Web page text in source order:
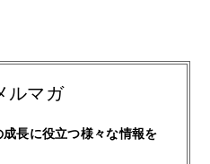
ルマガ
長に役立つ様々な情報を